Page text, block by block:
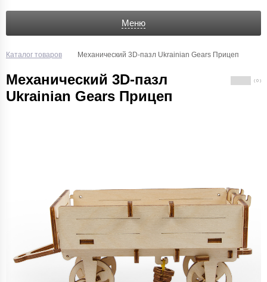
Меню
Каталог товаров Механический 3D-пазл Ukrainian Gears Прицеп
Механический 3D-пазл
Ukrainian Gears Прицеп
( 0 )